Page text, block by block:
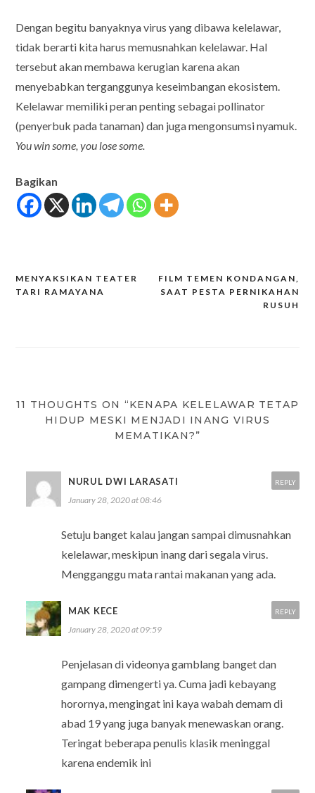
Dengan begitu banyaknya virus yang dibawa kelelawar,
tidak berarti kita harus memusnahkan kelelawar. Hal
tersebut akan membawa kerugian karena akan
menyebabkan terganggunya keseimbangan ekosistem.
Kelelawar memiliki peran penting sebagai pollinator
(penyerbuk pada tanaman) dan juga mengonsumsi nyamuk.
You win some, you lose some.
Bagikan
Post
FILM TEMEN KONDANGAN,
SAAT PESTA PERNIKAHAN
RUSUH
MENYAKSIKAN TEATER
TARI RAMAYANA
11 THOUGHTS ON “KENAPA KELELAWAR TETAP
HIDUP MESKI MENJADI INANG VIRUS
MEMATIKAN?”
NURUL DWI LARASATI
January 28, 2020 at 08:46
Setuju banget kalau jangan sampai dimusnahkan
kelelawar, meskipun inang dari segala virus.
Mengganggu mata rantai makanan yang ada.
REPLY
MAK KECE
January 28, 2020 at 09:59
Penjelasan di videonya gamblang banget dan
gampang dimengerti ya. Cuma jadi kebayang
horornya, mengingat ini kaya wabah demam di
abad 19 yang juga banyak menewaskan orang.
Teringat beberapa penulis klasik meninggal
karena endemik ini
REPLY